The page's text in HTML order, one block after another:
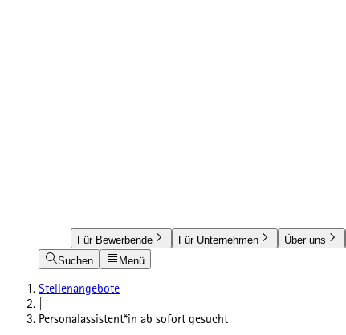
Für Bewerbende Für Unternehmen Über uns
Suchen
Menü
Stellenangebote
Personalassistent*in ab sofort gesucht